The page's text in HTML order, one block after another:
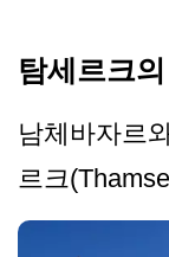
탐세르크
남체바자르
르크